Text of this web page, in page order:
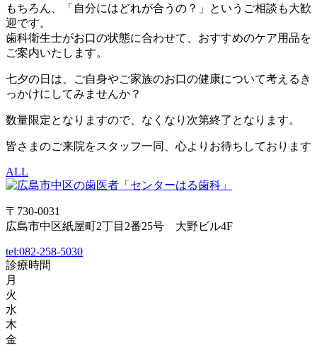
もちろん、「自分にはどれが合うの？」というご相談も大歓
迎です。
歯科衛生士がお口の状態に合わせて、おすすめのケア用品を
ご案内いたします。
七夕の日は、ご自身やご家族のお口の健康について考えるき
っかけにしてみませんか？
数量限定となりますので、なくなり次第終了となります。
皆さまのご来院をスタッフ一同、心よりお待ちしております
ALL
〒730-0031
広島市中区紙屋町2丁目2番25号 大野ビル4F
tel:082-258-5030
診療時間
月
火
水
木
金